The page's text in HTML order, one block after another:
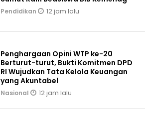
Pendidikan 12 jam lalu
Penghargaan Opini WTP ke-20
Berturut-turut, Bukti Komitmen DPD
RI Wujudkan Tata Kelola Keuangan
yang Akuntabel
Nasional 12 jam lalu